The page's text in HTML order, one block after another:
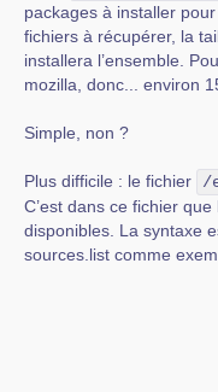
packages à installer
fichiers à récupérer, la
installera l’ensemble.
mozilla, donc... environ
Simple, non ?
Plus difficile : le fichier
/
C’est dans ce fichier
disponibles. La syntaxe
sources.list comme